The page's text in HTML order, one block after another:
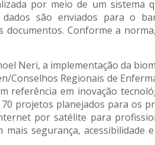
por meio de um sistema
são enviados para o
documentos. Conforme a
Neri, a implementação da
Conselhos Regionais de
referência em inovação
projetos planejados para os
por satélite para
segurança, acessibilidade